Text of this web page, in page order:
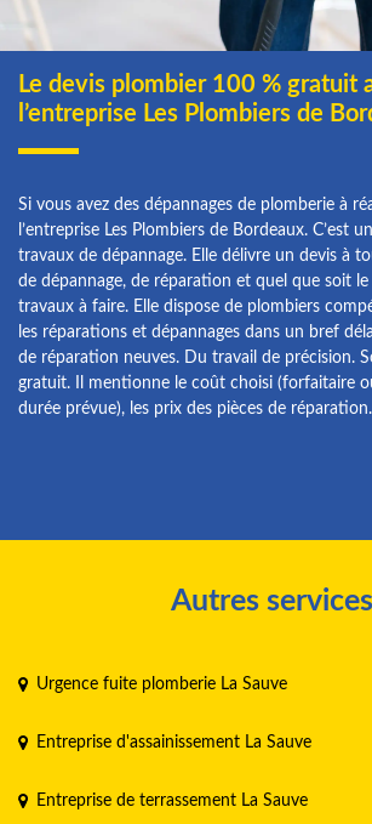
Le devis plombier 100 % gratuit
l’entreprise Les Plombiers de
Si vous avez des dépannages de plomberie à
l’entreprise Les Plombiers de Bordeaux. C’est
travaux de dépannage. Elle délivre un devis à
de dépannage, de réparation et quel que soit
travaux à faire. Elle dispose de plombiers
les réparations et dépannages dans un bref
de réparation neuves. Du travail de précision.
gratuit. Il mentionne le coût choisi (forfaitaire
durée prévue), les prix des pièces de réparation.
Autres services
Urgence fuite plomberie La Sauve
Entreprise d'assainissement La Sauve
Entreprise de terrassement La Sauve